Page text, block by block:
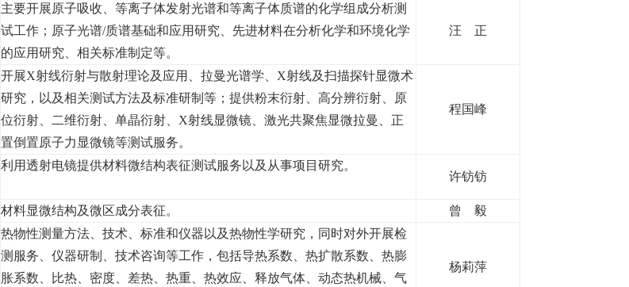
主要开展原子吸收、等离子体发射光谱和等离子体质谱的化学组成分析测
试工作；原子光谱/质谱基础和应用研究、先进材料在分析化学和环境化学
的应用研究、相关标准制定等。
汪 正
开展X射线衍射与散射理论及应用、拉曼光谱学、X射线及扫描探针显微术
研究，以及相关测试方法及标准研制等；提供粉末衍射、高分辨衍射、原
位衍射、二维衍射、单晶衍射、X射线显微镜、激光共聚焦显微拉曼、正
置倒置原子力显微镜等测试服务。
程国峰
利用透射电镜提供材料微结构表征测试服务以及从事项目研究。
许钫钫
材料显微结构及微区成分表征。 曾 毅
热物性测量方法、技术、标准和仪器以及热物性学研究，同时对外开展检
测服务、仪器研制、技术咨询等工作，包括导热系数、热扩散系数、热膨
胀系数、比热、密度、差热、热重、热效应、释放气体、动态热机械、气
杨莉萍